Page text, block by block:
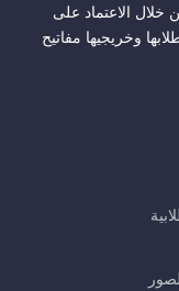
خلال الاعتماد على
وخريجيها مفاتيح